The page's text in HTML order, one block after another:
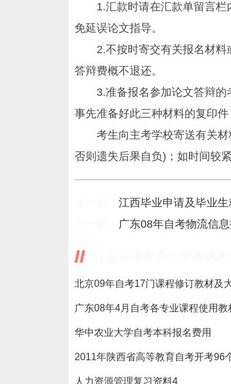
1.汇款时请在汇款单留言栏
免延误论文指导。
2.不按时寄交有关报名材料
答辩费概不退还。
3.准备报名参加论文答辩的考
事先准备好此三种材料的复印
考生向主考学校寄送有关材
否则遗失后果自负)；如时间较紧
江西毕业申请及毕业
广东08年自考物流信
华中农业大学自考本科报名费用
人力资源管理复习资料4